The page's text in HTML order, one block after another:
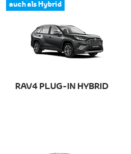
auch als Hybrid
RAV4 PLUG-IN HYBRID